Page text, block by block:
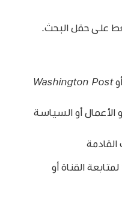
Washington Post
الأعمال أو السياسة
لمتابعة القناة أو